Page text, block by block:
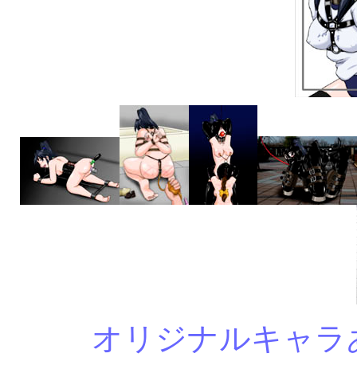
オリジナルキャラ